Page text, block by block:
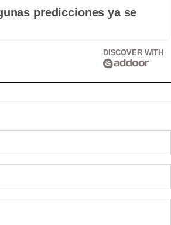
predicciones ya se
DISCOVER WITH